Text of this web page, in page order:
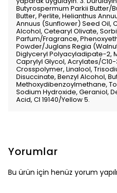
Butyrospermum Parkii Butter/
Butter, Perlite, Helianthus
Annuus (Sunflower) Seed Oil,
Alcohol, Cetearyl Olivate,
Parfum/Fragrance,
Powder/Juglans Regia
Diglyceryl Polyacyladipate-2,
Caprylyl Glycol, Acrylates/
Crosspolymer, Linalool,
Disuccinate, Benzyl Alcohol,
Methoxydibenzoylmethane,
Sodium Hydroxide, Geraniol,
Acid, CI 19140/Yellow 5.
Yorumlar
Bu ürün için henüz yorum